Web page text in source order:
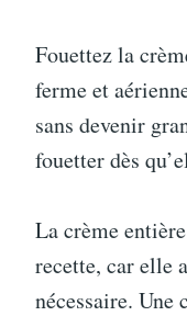
Fouettez la
ferme et
sans devenir
fouetter dès
La crème
recette, car elle
nécessaire. Une